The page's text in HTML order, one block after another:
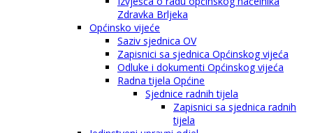
Zdravka Brljeka
Općinsko vijeće
Saziv sjednica OV
Zapisnici sa sjednica Općinskog vijeća
Odluke i dokumenti Općinskog vijeća
Radna tijela Općine
Sjednice radnih tijela
Zapisnici sa sjednica radnih
tijela